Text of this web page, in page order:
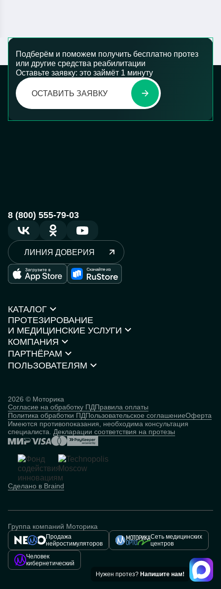
Подберём и поможем получить бесплатно протез
или другие средства реабилитации
Оставьте заявку: это займёт 1 минуту
ОСТАВИТЬ ЗАЯВКУ
8 (800) 555-79-03
ЛИНИЯ ДОВЕРИЯ
КАТАЛОГ
Протезы рук
Протезы ног
Кресла-коляски
Каталог товаров
Нейростимуляторы
КОМПАНИЯ
О компании
Контакты
ПОЛЬЗОВАТЕЛЯМ
База знаний
Человек
кибернетический
ПРОТЕЗИРОВАНИЕ
И МЕДИЦИНСКИЕ УСЛУГИ
Моторика Орто
ПАРТНЁРАМ
Партнёрская программа
2026 © Моторика
Согласие на обработку ПДПравила оплаты
Политика обработки ПДПользовательское соглашениеОферта
Имеются противопоказания, необходима консультация
специалиста. Декларации соответствия на протезы
Сделано в Braind
Группа компаний Моторика
Продажа
нейростимуляторов
Сеть медицинских
центров
Человек
кибернетический
Нужен протез? Напишите нам!